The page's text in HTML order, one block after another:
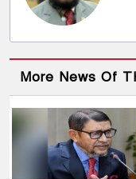
More News Of